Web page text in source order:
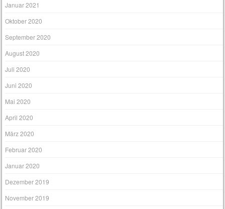
Januar 2021
Oktober 2020
September 2020
August 2020
Juli 2020
Juni 2020
Mai 2020
April 2020
März 2020
Februar 2020
Januar 2020
Dezember 2019
November 2019